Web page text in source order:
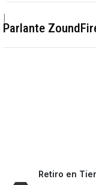
Parlante
Retiro en